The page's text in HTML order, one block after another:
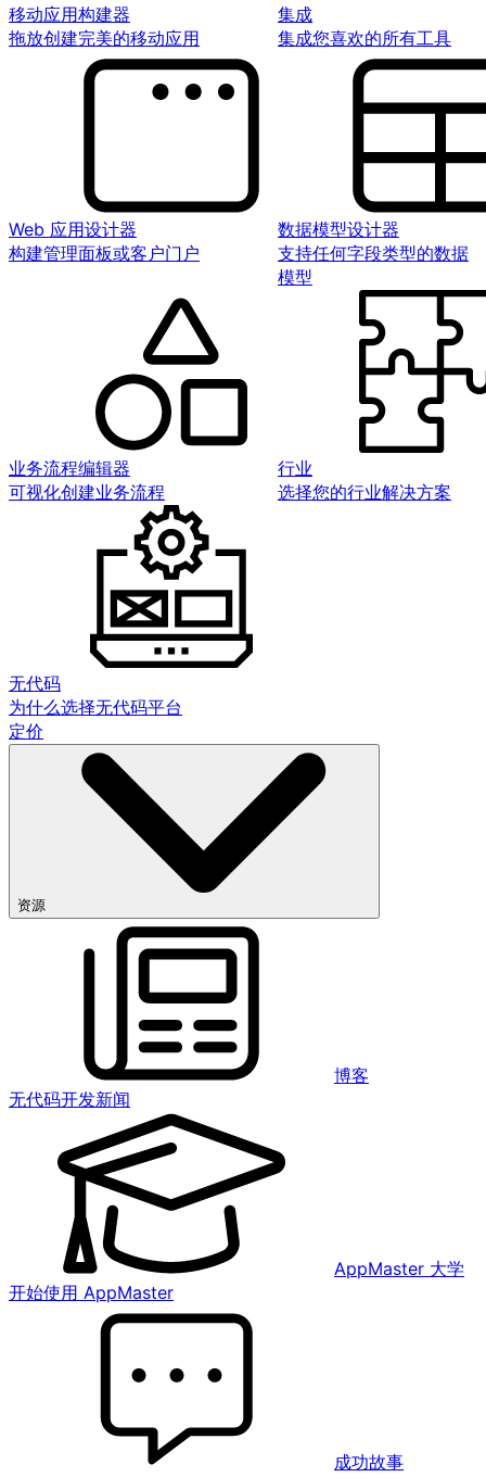
移动应用构建器
拖放创建完美的移动应用
集成
集成您喜欢的所有工具
Web 应用设计器
构建管理面板或客户门户
数据模型设计器
支持任何字段类型的数据
模型
业务流程编辑器
可视化创建业务流程
行业
选择您的行业解决方案
无代码
为什么选择无代码平台
定价
资源
博客
无代码开发新闻
AppMaster 大学
开始使用 AppMaster
成功故事